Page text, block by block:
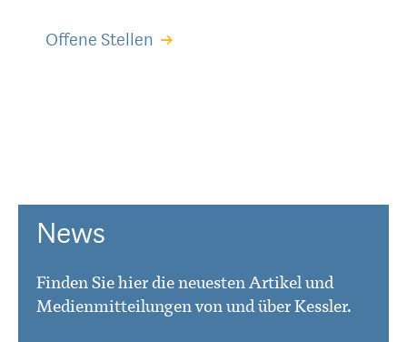
Offene Stellen
News
Finden Sie hier die neuesten Artikel und
Medienmitteilungen von und über Kessler.